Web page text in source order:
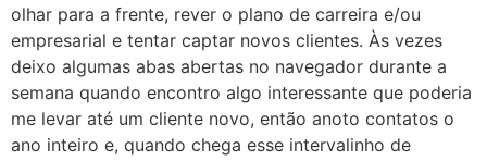
olhar para a frente, rever o plano de carreira e/ou
empresarial e tentar captar novos clientes. Às vezes
deixo algumas abas abertas no navegador durante a
semana quando encontro algo interessante que poderia
me levar até um cliente novo, então anoto contatos o
ano inteiro e, quando chega esse intervalinho de